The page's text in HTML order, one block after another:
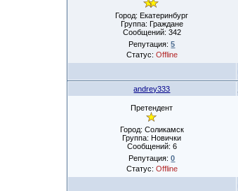
Город: Екатеринбург
Группа: Граждане
Сообщений: 342
Репутация:5
Статус: Offline
andrey333
Претендент
Город: Соликамск
Группа: Новички
Сообщений: 6
Репутация:0
Статус: Offline